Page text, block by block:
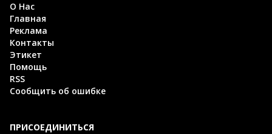
О Нас
Главная
Реклама
Контакты
Этикет
Помощь
RSS
Сообщить об ошибке
ПРИСОЕДИНИТЬСЯ